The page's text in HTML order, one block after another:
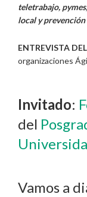
teletrabajo,
local y prevención
ENTREVISTA
organizaciones
Invitado:
del
Vamos a